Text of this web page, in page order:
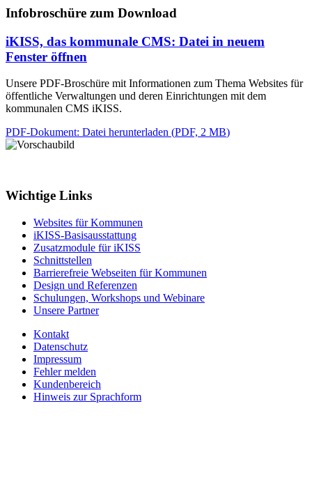
Infobroschüre zum Download
iKISS, das kommunale CMS: Datei in neuem
Fenster öffnen
Unsere PDF-Broschüre mit Informationen zum Thema Websites für
öffentliche Verwaltungen und deren Einrichtungen mit dem
kommunalen CMS iKISS.
PDF-Dokument: Datei herunterladen (PDF, 2 MB)
Wichtige Links
Websites für Kommunen
iKISS-Basisausstattung
Zusatzmodule für iKISS
Schnittstellen
Barrierefreie Webseiten für Kommunen
Design und Referenzen
Schulungen, Workshops und Webinare
Unsere Partner
Kontakt
Datenschutz
Impressum
Fehler melden
Kundenbereich
Hinweis zur Sprachform